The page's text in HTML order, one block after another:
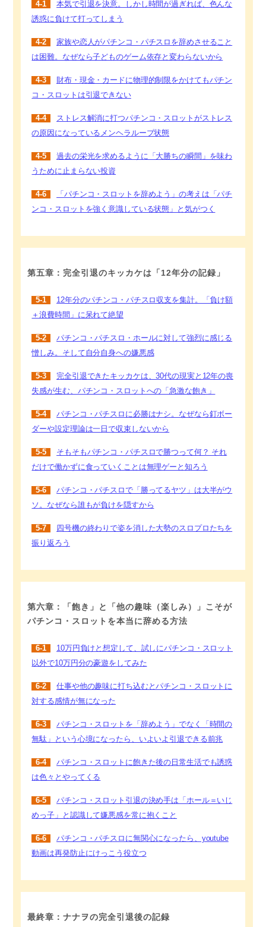
4-1
本気で引退を決意。しかし時間が過ぎれば、色んな
誘惑に負けて打ってしまう
4-2
家族や恋人がパチンコ・パチスロを辞めさせること
は困難。なぜなら子どものゲーム依存と変わらないから
4-3
財布・現金・カードに物理的制限をかけてもパチン
コ・スロットは引退できない
4-4
ストレス解消に打つパチンコ・スロットがストレス
の原因になっているメンヘラループ状態
4-5
過去の栄光を求めるように「大勝ちの瞬間」を味わ
うために止まらない投資
4-6
「パチンコ・スロットを辞めよう」の考えは「パチ
ンコ・スロットを強く意識している状態」と気がつく
第五章：完全引退のキッカケは「12年分の記録」
5-1
12年分のパチンコ・パチスロ収支を集計。「負け額
＋浪費時間」に呆れて絶望
5-2
パチンコ・パチスロ・ホールに対して強烈に感じる
憎しみ。そして自分自身への嫌悪感
5-3
完全引退できたキッカケは、30代の現実と12年の喪
失感が生む、パチンコ・スロットへの「急激な飽き」
5-4
パチンコ・パチスロに必勝はナシ。なぜなら釘ボー
ダーや設定理論は一日で収束しないから
5-5
そもそもパチンコ・パチスロで勝つって何？ それ
だけで働かずに食っていくことは無理ゲーと知ろう
5-6
パチンコ・パチスロで「勝ってるヤツ」は大半がウ
ソ。なぜなら誰もが負けを隠すから
5-7
四号機の終わりで姿を消した大勢のスロプロたちを
振り返ろう
第六章：「飽き」と「他の趣味（楽しみ）」こそが
パチンコ・スロットを本当に辞める方法
6-1
10万円負けと想定して、試しにパチンコ・スロット
以外で10万円分の豪遊をしてみた
6-2
仕事や他の趣味に打ち込むとパチンコ・スロットに
対する感情が無になった
6-3
パチンコ・スロットを「辞めよう」でなく「時間の
無駄」という心境になったら、いよいよ引退できる前兆
6-4
パチンコ・スロットに飽きた後の日常生活でも誘惑
は色々とやってくる
6-5
パチンコ・スロット引退の決め手は「ホール＝いじ
めっ子」と認識して嫌悪感を常に抱くこと
6-6
パチンコ・パチスロに無関心になったら、youtube
動画は再発防止にけっこう役立つ
最終章：ナナヲの完全引退後の記録